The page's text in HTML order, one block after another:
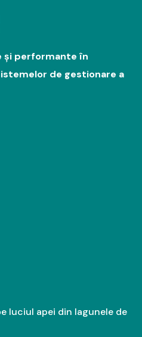
și performante în
de gestionare a
luciul apei din lagunele de